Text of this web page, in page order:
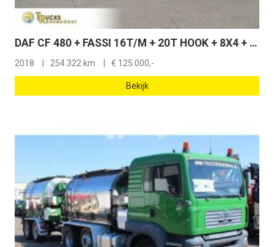
DAF CF 480 + FASSI 16T/M + 20T HOOK + 8X4 + REMOTE
2018 254.322 km € 125.000,-
Bekijk